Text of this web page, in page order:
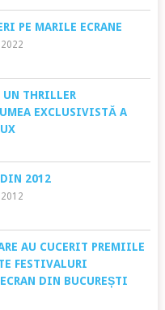
PE MARILE ECRANE
THRILLER
EXCLUSIVISTĂ A
2012
AU CUCERIT PREMIILE
FESTIVALURI
DIN BUCUREȘTI